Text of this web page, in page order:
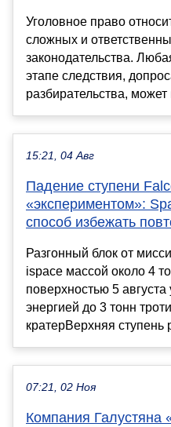
Уголовное право
сложных и
законодательства.
этапе следствия,
разбирательства, может
15:21, 04 Авг
Падение ступени
«экспериментом»:
способ избежать
Разгонный блок от
ispace массой около 4
поверхностью 5
энергией до 3 тонн
кратерВерхняя ступень
07:21, 02 Ноя
Компания